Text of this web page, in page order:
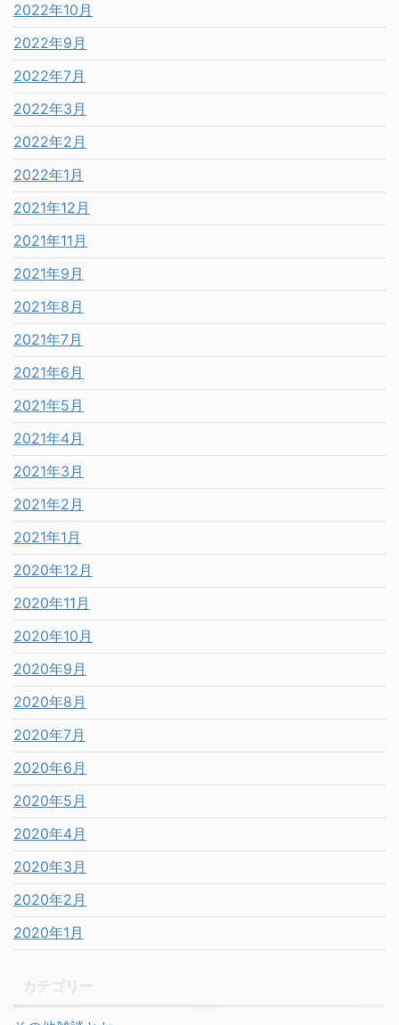
2022年10月
2022年9月
2022年7月
2022年3月
2022年2月
2022年1月
2021年12月
2021年11月
2021年9月
2021年8月
2021年7月
2021年6月
2021年5月
2021年4月
2021年3月
2021年2月
2021年1月
2020年12月
2020年11月
2020年10月
2020年9月
2020年8月
2020年7月
2020年6月
2020年5月
2020年4月
2020年3月
2020年2月
2020年1月